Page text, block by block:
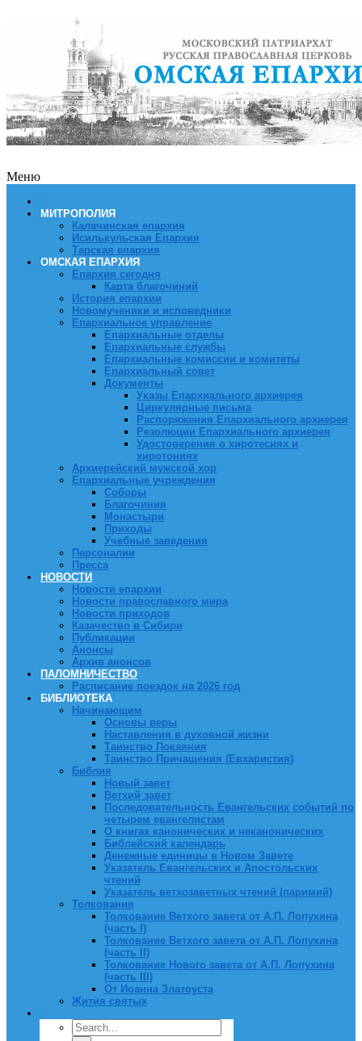
Меню
МИТРОПОЛИЯ
Калачинская епархия
Исилькульская Епархия
Тарская епархия
ОМСКАЯ ЕПАРХИЯ
Епархия сегодня
Карта благочиний
История епархии
Новомученики и исповедники
Епархиальное управление
Епархиальные отделы
Епархиальные службы
Епархиальные комиссии и комитеты
Епархиальный совет
Документы
Указы Епархиального архиерея
Циркулярные письма
Распоряжения Епархиального архиерея
Резолюции Епархиального архиерея
Удостоверения о хиротесиях и
хиротониях
Архиерейский мужской хор
Епархиальные учреждения
Соборы
Благочиния
Монастыри
Приходы
Учебные заведения
Персоналии
Пресса
НОВОСТИ
Новости епархии
Новости православного мира
Новости приходов
Казачество в Сибири
Публикации
Анонсы
Архив анонсов
ПАЛОМНИЧЕСТВО
Расписание поездок на 2026 год
БИБЛИОТЕКА
Начинающим
Основы веры
Наставления в духовной жизни
Таинство Покаяния
Таинство Причащения (Евхаристия)
Библия
Новый завет
Ветхий завет
Последовательность Евангельских событий по
четырем евангелистам
О книгах канонических и неканонических
Библейский календарь
Денежные единицы в Новом Завете
Указатель Евангельских и Апостольских
чтений
Указатель ветхозаветных чтений (паримий)
Толкования
Толкование Ветхого завета от А.П. Лопухина
(часть I)
Толкование Ветхого завета от А.П. Лопухина
(часть II)
Толкование Нового завета от А.П. Лопухина
(часть III)
От Иоанна Златоуста
Жития святых